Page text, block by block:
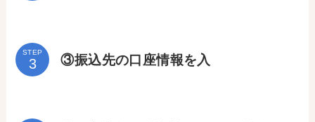
STEP
③振込先の口座情報を入